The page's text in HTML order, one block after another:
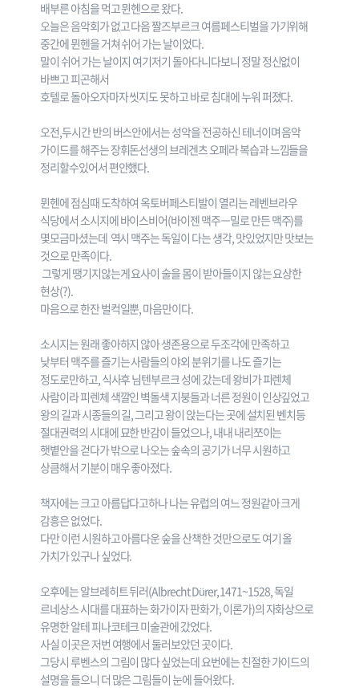
배부른 아침을 먹고 뮌헨으로 왔다.
오늘은 음악회가 없고 다음 짤즈부르크 여름페스티벌을 가기위해
중간에 뮌헨을 거쳐 쉬어 가는 날이었다.
말이 쉬어 가는 날이지 여기저기 돌아다니다보니 정말 정신없이
바쁘고 피곤해서
호텔로 돌아오자마자 씻지도 못하고 바로 침대에 누워 퍼졌다.
오전,두시간 반의 버스안에서는 성악을 전공하신 테너이며 음악
가이드를 해주는 장휘돈선생의 브레겐츠 오페라 복습과 느낌들을
정리할수있어서 편안했다.
뮌헨에 점심때 도착하여 옥토버페스티발이 열리는 레벤브라우
식당에서 소시지에 바이스비어(바이젠 맥주ㅡ밀로 만든 맥주)를
몇모금마셨는데 역시 맥주는 독일이 다는 생각, 맛있었지만 맛보는
것으로 만족이다.
그렇게 땡기지않는게 요사이 술을 몸이 받아들이지 않는 요상한
현상(?).
마음으로 한잔 벌컥일뿐, 마음만이다.
소시지는 원래 좋아하지 않아 생존용으로 두조각에 만족하고
낮부터 맥주를 즐기는 사람들의 야외 분위기를 나도 즐기는
정도로만하고, 식사후 님텐부르크 성에 갔는데 왕비가 피렌체
사람이라 피렌체 색깔인 벽돌색 지붕들과 너른 정원이 인상깊었고
왕의 길과 시종들의 길, 그리고 왕이 앉는다는 곳에 설치된 벤치등
절대권력의 시대에 묘한 반감이 들었으나, 내내 내리쪼이는
햇볕안을 걷다가 밖으로 나오는 숲속의 공기가 너무 시원하고
상큼해서 기분이 매우 좋아졌다.
책자에는 크고 아름답다고하나 나는 유럽의 여느 정원같아 크게
감흥은 없었다.
다만 이런 시원하고 아름다운 숲을 산책한 것만으로도 여기 올
가치가 있구나 싶었다.
오후에는 알브레히트 뒤러(Albrecht Dürer, 1471~1528, 독일
르네상스 시대를 대표하는 화가이자 판화가, 이론가)의 자화상으로
유명한 알테 피나코테크 미술관에 갔었다.
사실 이곳은 저번 여행에서 둘러보았던 곳이다.
그당시 루벤스의 그림이 많다 싶었는데 요번에는 친절한 가이드의
설명을 들으니 더 많은 그림들이 눈에 들어왔다.